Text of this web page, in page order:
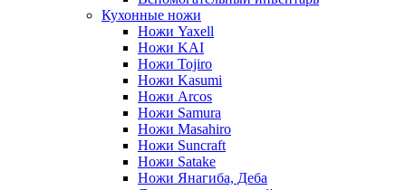
Кухонные ножи
Ножи Yaxell
Ножи KAI
Ножи Tojiro
Ножи Kasumi
Ножи Arcos
Ножи Samura
Ножи Masahiro
Ножи Suncraft
Ножи Satake
Ножи Янагиба, Деба